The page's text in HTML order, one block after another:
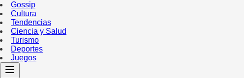
Gossip
Cultura
Tendencias
Ciencia y Salud
Turismo
Deportes
Juegos